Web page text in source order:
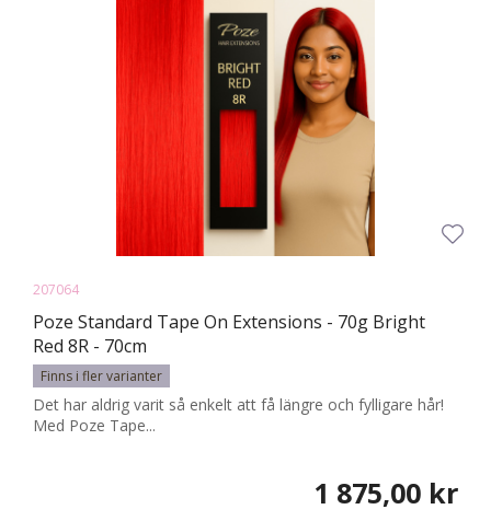
207064
Poze Standard Tape On Extensions - 70g Bright
Red 8R - 70cm
Finns i fler varianter
Det har aldrig varit så enkelt att få längre och fylligare hår!
Med Poze Tape...
1 875,00 kr